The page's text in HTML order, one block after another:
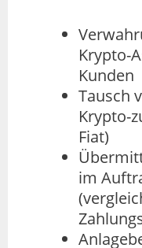
Krypto-
Kunden
Tausch
Krypto-
Fiat)
im